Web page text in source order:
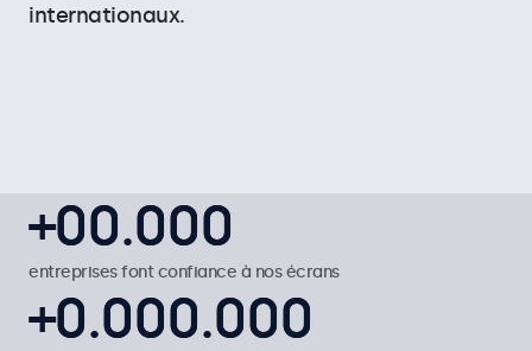
internationaux.
entreprises font confiance à nos écrans
50.000+
+0
0
1
0
0
1
.0
0
1
0
0
1
0
0
1
1.000.000+
+0
0.0
00
00
0.0
00
00
0